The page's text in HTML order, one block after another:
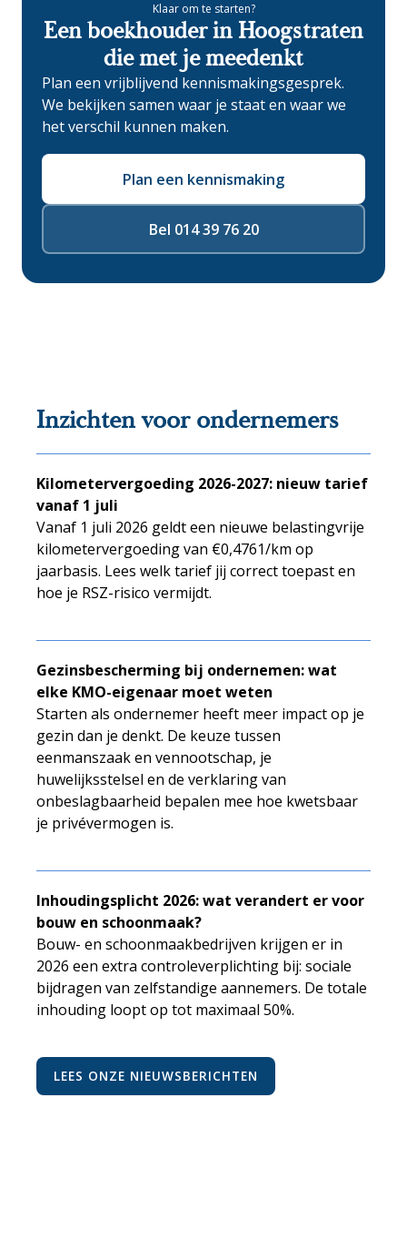
Klaar om te starten?
Een boekhouder in Hoogstraten
die met je meedenkt
Plan een vrijblijvend kennismakingsgesprek.
We bekijken samen waar je staat en waar we
het verschil kunnen maken.
Plan een kennismaking
Bel 014 39 76 20
Inzichten voor ondernemers
Kilometervergoeding 2026-2027: nieuw tarief
vanaf 1 juli
Vanaf 1 juli 2026 geldt een nieuwe belastingvrije
kilometervergoeding van €0,4761/km op
jaarbasis. Lees welk tarief jij correct toepast en
hoe je RSZ-risico vermijdt.
Gezinsbescherming bij ondernemen: wat
elke KMO-eigenaar moet weten
Starten als ondernemer heeft meer impact op je
gezin dan je denkt. De keuze tussen
eenmanszaak en vennootschap, je
huwelijksstelsel en de verklaring van
onbeslagbaarheid bepalen mee hoe kwetsbaar
je privévermogen is.
Inhoudingsplicht 2026: wat verandert er voor
bouw en schoonmaak?
Bouw- en schoonmaakbedrijven krijgen er in
2026 een extra controleverplichting bij: sociale
bijdragen van zelfstandige aannemers. De totale
inhouding loopt op tot maximaal 50%.
LEES ONZE NIEUWSBERICHTEN